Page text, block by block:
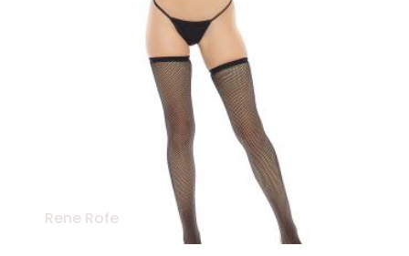
Rene Rofe